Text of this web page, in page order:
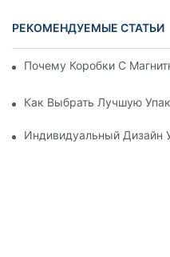
РЕКОМЕНДУЕМЫЕ СТАТЬИ
Почему Коробки С
Как Выбрать Лучшую
Индивидуальный Дизайн